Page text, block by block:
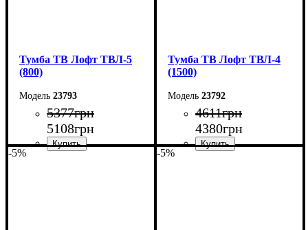
Тумба ТВ Лофт ТВЛ-5
(800)
23793
5377грн
5108грн
Тумба ТВ Лофт ТВЛ-4
(1500)
23792
4611грн
4380грн
-5% -5%